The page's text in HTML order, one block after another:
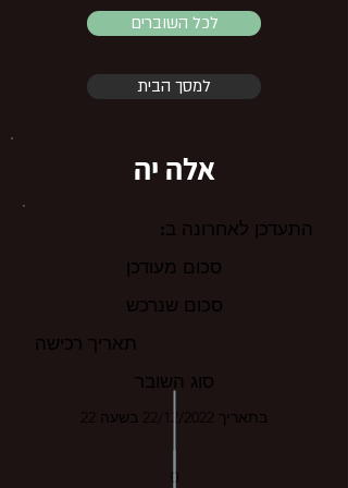
לכל השוברים
למסך הבית
אלה יה
התעדכן לאחרונה ב:
סכום מעודכן
סכום שנרכש
תאריך רכישה
סוג השובר
בתאריך 22/12/2022 בשעה 22
0